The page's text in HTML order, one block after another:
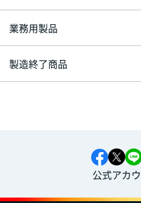
業務用製品
製造終了商品
公式アカ